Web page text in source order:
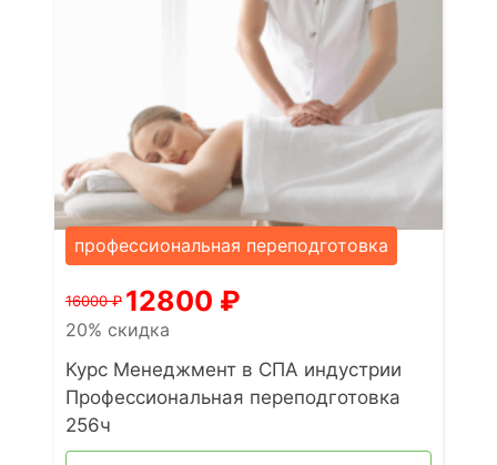
профессиональная переподготовка
16000₽ 12800 ₽
20% скидка
Курс Менеджмент в СПА индустрии
Профессиональная переподготовка
256ч